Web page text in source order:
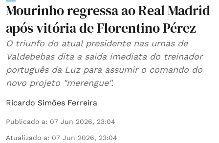
Mourinho regressa ao Real Madrid
após vitória de Florentino Pérez
O triunfo do atual presidente nas urnas de
Valdebebas dita a saída imediata do treinador
português da Luz para assumir o comando do
novo projeto "merengue".
Ricardo Simões Ferreira
Publicado a: 07 Jun 2026, 23:04
Atualizado a: 07 Jun 2026, 23:04